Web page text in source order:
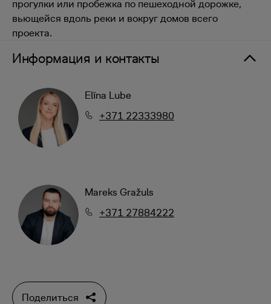
прогулки или пробежка по пешеходной дорожке,
вьющейся вдоль реки и вокруг домов всего
проекта.
Информация и контакты
Elīna Lube
+371 22333980
Mareks Gražuls
+371 27884222
Поделиться